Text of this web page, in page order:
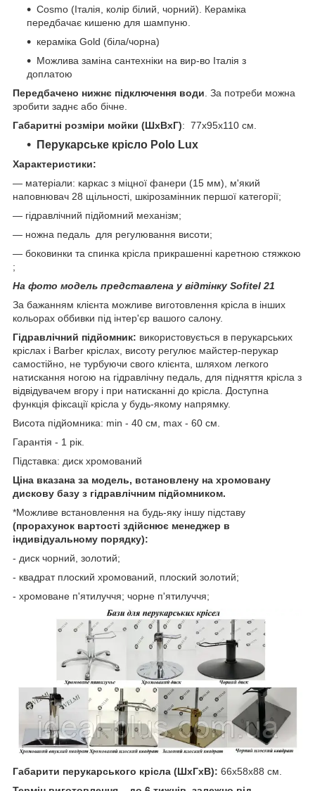
Cosmo (Італія, колір білий, чорний). Кераміка
передбачає кишеню для шампуню.
кераміка Gold (біла/чорна)
Можлива заміна сантехніки на вир-во Італія з
доплатою
Передбачено нижнє підключення води. За потреби можна
зробити заднє або бічне.
Габаритні розміри мойки (ШхВхГ): 77х95х110 см.
Перукарське крісло Polo Lux
Характеристики:
― матеріали: каркас з міцної фанери (15 мм), м'який
наповнювач 28 щільності, шкірозамінник першої категорії;
― гідравлічний підйомний механізм;
― ножна педаль для регулювання висоти;
― боковинки та спинка крісла прикрашенні каретною стяжкою
;
На фото модель представлена у відтінку Sofitel 21
За бажанням клієнта можливе виготовлення крісла в інших
кольорах оббивки під інтер'єр вашого салону.
Гідравлічний підйомник: використовується в перукарських
кріслах і Barber кріслах, висоту регулює майстер-перукар
самостійно, не турбуючи свого клієнта, шляхом легкого
натискання ногою на гідравлічну педаль, для підняття крісла з
відвідувачем вгору і при натисканні до крісла. Доступна
функція фіксації крісла у будь-якому напрямку.
Висота підйомника: min - 40 см, max - 60 см.
Гарантія - 1 рік.
Підставка: диск хромований
Ціна вказана за модель, встановлену на хромовану
дискову базу з гідравлічним підйомником.
*Можливе встановлення на будь-яку іншу підставу
(прорахунок вартості здійснює менеджер в
індивідуальному порядку):
- диск чорний, золотий;
- квадрат плоский хромований, плоский золотий;
- хромоване п'ятилуччя; чорне п'ятилуччя;
Габарити перукарського крісла (ШхГхВ): 66x58x88 см.